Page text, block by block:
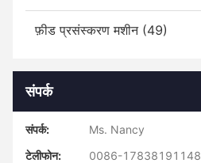
फ़ीड प्रसंस्करण मशीन (49)
संपर्क
संपर्क:
Ms. Nancy
टेलीफोन:
0086-17838191148